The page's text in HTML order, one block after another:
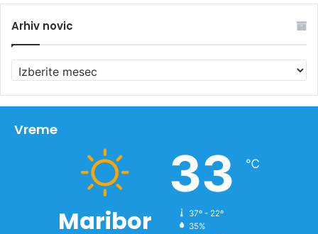
Arhiv novic
r
h
vVreme
Maribor
33 ℃
37º - 22º
35%